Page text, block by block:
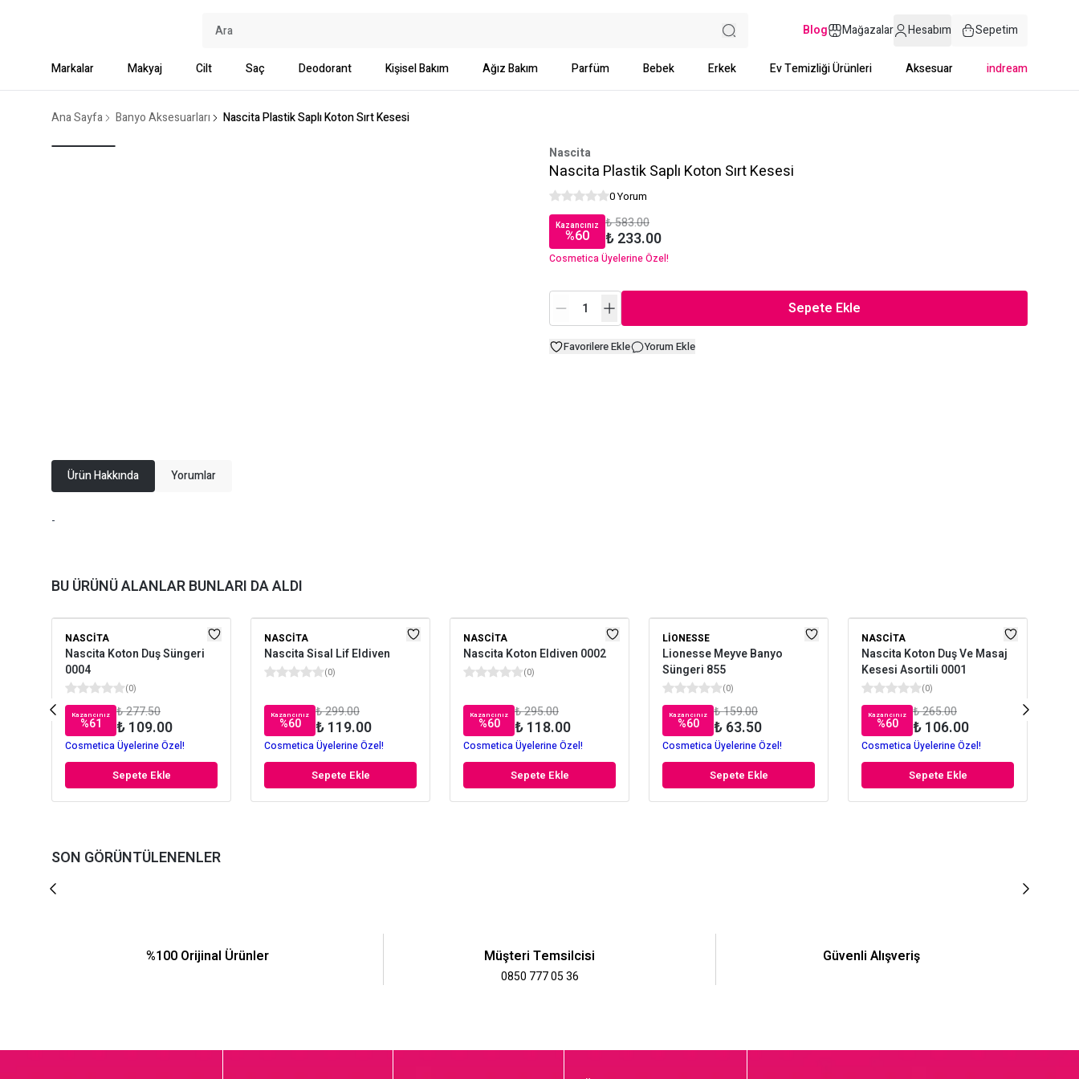
Blog Mağazalar Hesabım Sepetim
Markalar Makyaj Cilt Saç Deodorant Kişisel Bakım Ağız Bakım Parfüm Bebek Erkek Ev Temizliği Ürünleri Aksesuar indream
Ana Sayfa Banyo Aksesuarları Nascita Plastik Saplı Koton Sırt Kesesi
Nascita
Nascita Plastik Saplı Koton Sırt Kesesi
0 Yorum
Kazancınız
%60
₺ 583.00
₺ 233.00
Cosmetica Üyelerine Özel!
Sepete Ekle
Favorilere Ekle Yorum Ekle
Ürün Hakkında Yorumlar
-
BU ÜRÜNÜ ALANLAR BUNLARI DA ALDI
NASCITA
Nascita Koton Duş Süngeri
0004
(0)
Kazancınız
%61
₺ 277.50
₺ 109.00
Cosmetica Üyelerine Özel!
Sepete Ekle
NASCITA
Nascita Sisal Lif Eldiven
(0)
Kazancınız
%60
₺ 299.00
₺ 119.00
Cosmetica Üyelerine Özel!
Sepete Ekle
NASCITA
Nascita Koton Eldiven 0002
(0)
Kazancınız
%60
₺ 295.00
₺ 118.00
Cosmetica Üyelerine Özel!
Sepete Ekle
LIONESSE
Lionesse Meyve Banyo
Süngeri 855
(0)
Kazancınız
%60
₺ 159.00
₺ 63.50
Cosmetica Üyelerine Özel!
Sepete Ekle
NASCITA
Nascita Koton Duş Ve Masaj
Kesesi Asortili 0001
(0)
Kazancınız
%60
₺ 265.00
₺ 106.00
Cosmetica Üyelerine Özel!
Sepete Ekle
SON GÖRÜNTÜLENENLER
%100 Orijinal Ürünler Müşteri Temsilcisi
0850 777 05 36
Güvenli Alışveriş